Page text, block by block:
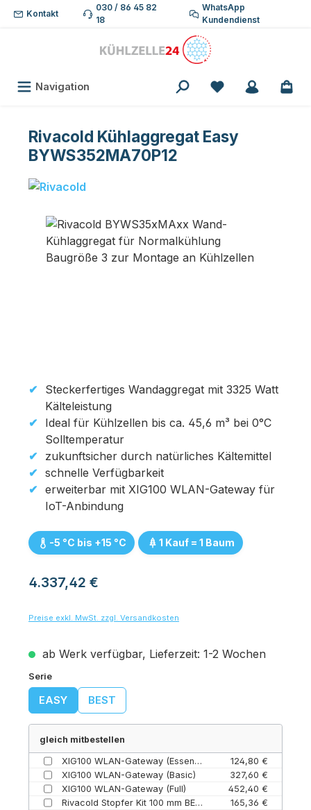
Zum Hauptinhalt springen
Kontakt
030 / 86 45 82
18
WhatsApp
Kundendienst
Navigation Du hast 0
Rivacold Kühlaggregat Easy
BYWS352MA70P12
Bildergalerie überspringen
Steckerfertiges Wandaggregat mit 3325 Watt
Kälteleistung
Ideal für Kühlzellen bis ca. 45,6 m³ bei 0°C
Solltemperatur
zukunftsicher durch natürliches Kältemittel
schnelle Verfügbarkeit
erweiterbar mit XIG100 WLAN-Gateway für
IoT-Anbindung
-5 °C bis +15 °C 1 Kauf = 1 Baum
Regulärer Preis:
4.337,42 €
Preise exkl. MwSt. zzgl. Versandkosten
ab Werk verfügbar, Lieferzeit: 1-2 Wochen
Serieauswählen
EASY BEST
gleich mitbestellen
XIG100 WLAN-Gateway (Essential (inklusive))
124,80 €
XIG100 WLAN-Gateway (Basic)
327,60 €
XIG100 WLAN-Gateway (Full)
452,40 €
Rivacold Stopfer Kit 100 mm BEWT – Paneel für Wandaggregate (35 / 100 mm)
165,36 €